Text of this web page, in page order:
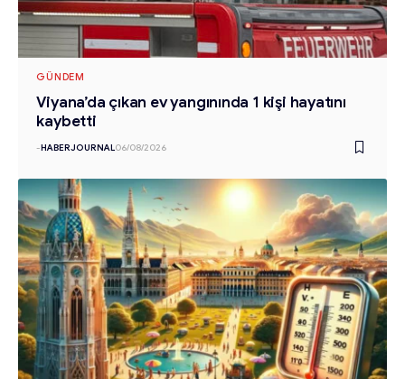
GÜNDEM
Viyana’da çıkan ev yangınında 1 kişi hayatını
kaybetti
-HABERJOURNAL06/08/2026